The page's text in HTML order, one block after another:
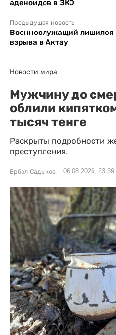
аденоидов в ЗКО
Предыдущая новость
Военнослужащий лишился
взрыва в Актау
Новости мира
Мужчину до
облили
тысяч тенге
Раскрыты подробности
преступления.
Ербол Садыков 06.08.2026, 23:39